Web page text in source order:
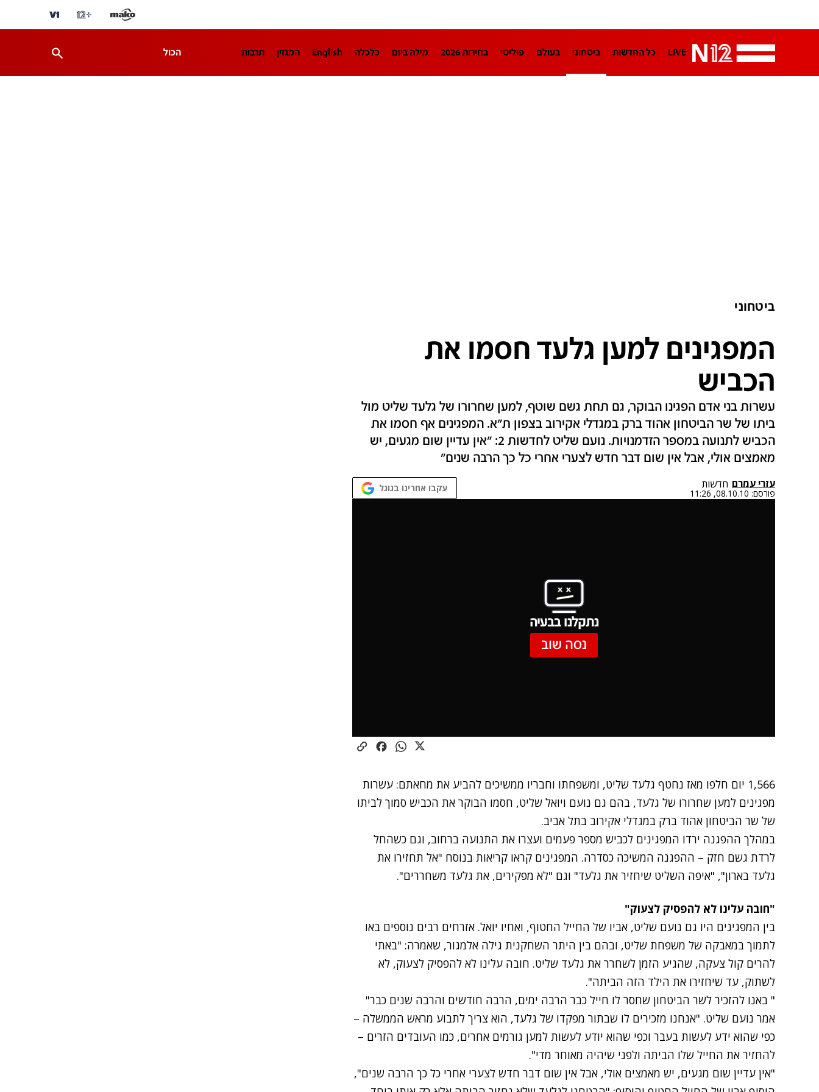
LIVE כל החדשות ביטחוני בעולם פוליטי בחירות 2026 מילה ביום כלכלה English המגזין תרבות הכול
ביטחוני
המפגינים למען גלעד חסמו את
הכביש
עשרות בני אדם הפגינו הבוקר, גם תחת גשם שוטף, למען שחרורו של גלעד שליט מול
ביתו של שר הביטחון אהוד ברק במגדלי אקירוב בצפון ת"א. המפגינים אף חסמו את
הכביש לתנועה במספר הזדמנויות. נועם שליט לחדשות 2: "אין עדיין שום מגעים, יש
מאמצים אולי, אבל אין שום דבר חדש לצערי אחרי כל כך הרבה שנים"
עזרי עמרם חדשות
פורסם: 08.10.10, 11:26 עקבו אחרינו בגוגל
נתקלנו בבעיה
נסה שוב
1,566 יום חלפו מאז נחטף גלעד שליט, ומשפחתו וחבריו ממשיכים להביע את מחאתם: עשרות
מפגינים למען שחרורו של גלעד, בהם גם נועם ויואל שליט, חסמו הבוקר את הכביש סמוך לביתו
של שר הביטחון אהוד ברק במגדלי אקירוב בתל אביב.
במהלך ההפגנה ירדו המפגינים לכביש מספר פעמים ועצרו את התנועה ברחוב, וגם כשהחל
לרדת גשם חזק – ההפגנה המשיכה כסדרה. המפגינים קראו קריאות בנוסח "אל תחזירו את
גלעד בארון", "איפה השליט שיחזיר את גלעד" וגם "לא מפקירים, את גלעד משחררים".
"חובה עלינו לא להפסיק לצעוק"
בין המפגינים היו גם נועם שליט, אביו של החייל החטוף, ואחיו יואל. אזרחים רבים נוספים באו
לתמוך במאבקה של משפחת שליט, ובהם בין היתר השחקנית גילה אלמגור, שאמרה: "באתי
להרים קול צעקה, שהגיע הזמן לשחרר את גלעד שליט. חובה עלינו לא להפסיק לצעוק, לא
לשתוק, עד שיחזירו את הילד הזה הביתה".
" באנו להזכיר לשר הביטחון שחסר לו חייל כבר הרבה ימים, הרבה חודשים והרבה שנים כבר"
אמר נועם שליט. "אנחנו מזכירים לו שבתור מפקדו של גלעד, הוא צריך לתבוע מראש הממשלה –
כפי שהוא ידע לעשות בעבר וכפי שהוא יודע לעשות למען גורמים אחרים, כמו העובדים הזרים –
להחזיר את החייל שלו הביתה ולפני שיהיה מאוחר מדי".
"אין עדיין שום מגעים, יש מאמצים אולי, אבל אין שום דבר חדש לצערי אחרי כל כך הרבה שנים",